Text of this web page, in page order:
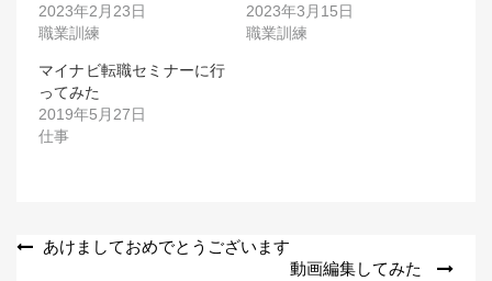
2023年2月23日
職業訓練
2023年3月15日
職業訓練
マイナビ転職セミナーに行
ってみた
2019年5月27日
仕事
投 あけましておめでとうございます
動画編集してみた